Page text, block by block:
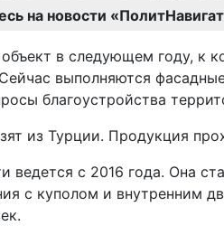
на новости
в следующем году, к
выполняются
благоустройства
из Турции. Продукция
ведется с 2016 года. Она
с куполом и